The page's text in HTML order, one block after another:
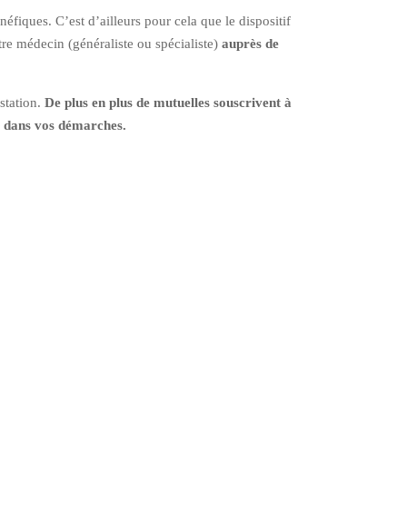
C’est d’ailleurs pour cela que le dispositif
médecin (généraliste ou spécialiste) auprès de
De plus en plus de mutuelles souscrivent à
vos démarches.